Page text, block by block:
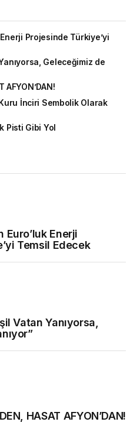
Enerji Projesinde Türkiye’yi
Geleceğimiz de
AFYON’DAN!
İnciri Sembolik Olarak
Pisti Gibi Yol
Euro’luk Enerji
Temsil Edecek
Vatan Yanıyorsa,
HASAT AFYON’DAN!